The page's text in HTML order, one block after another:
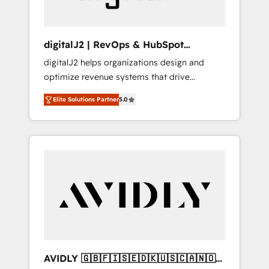
digitalJ2 | RevOps & HubSpot
Implementations
digitalJ2 helps organizations design and
optimize revenue systems that drive
scalable, predictable growth. As a triple-
accredited HubSpot Solutions Partner, we
specialize in both strategic RevOps planning
and hands-on technical execution - building
Services - Managed IT (MSP) - Franchises -
Professional Services - And more! How we
Custom integrations and workflow
Elite Solutions Partner5.0
AVIDLY 🇬🇧🇫🇮🇸🇪🇩🇰🇺🇸🇨🇦🇳🇴